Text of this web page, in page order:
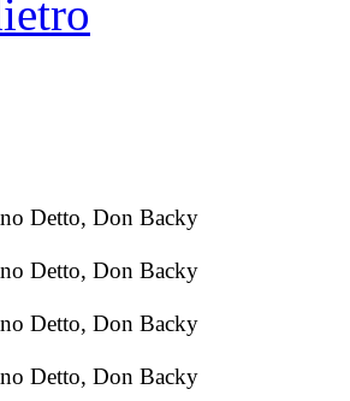
Detto, Don Backy
Detto, Don Backy
Detto, Don Backy
Detto, Don Backy